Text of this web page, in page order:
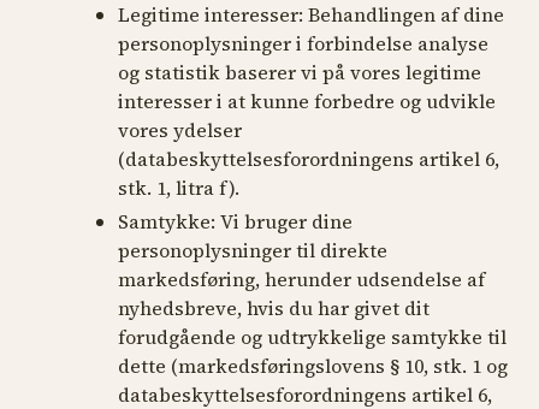
Legitime interesser: Behandlingen af dine
personoplysninger i forbindelse analyse
og statistik baserer vi på vores legitime
interesser i at kunne forbedre og udvikle
vores ydelser
(databeskyttelsesforordningens artikel 6,
stk. 1, litra f).
Samtykke: Vi bruger dine
personoplysninger til direkte
markedsføring, herunder udsendelse af
nyhedsbreve, hvis du har givet dit
forudgående og udtrykkelige samtykke til
dette (markedsføringslovens § 10, stk. 1 og
databeskyttelsesforordningens artikel 6,